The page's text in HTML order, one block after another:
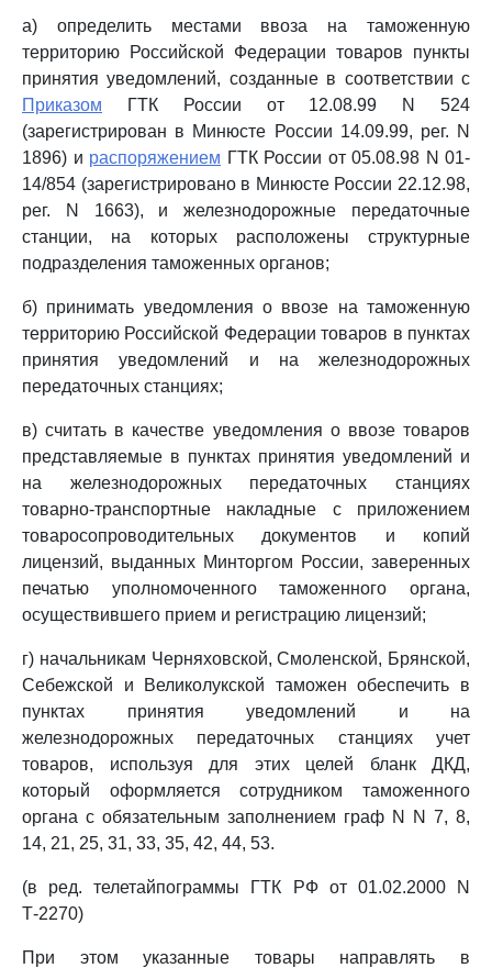
а) определить местами ввоза на таможенную
территорию Российской Федерации товаров пункты
принятия уведомлений, созданные в соответствии с
Приказом ГТК России от 12.08.99 N 524
(зарегистрирован в Минюсте России 14.09.99, рег. N
1896) и распоряжением ГТК России от 05.08.98 N 01-
14/854 (зарегистрировано в Минюсте России 22.12.98,
рег. N 1663), и железнодорожные передаточные
станции, на которых расположены структурные
подразделения таможенных органов;
б) принимать уведомления о ввозе на таможенную
территорию Российской Федерации товаров в пунктах
принятия уведомлений и на железнодорожных
передаточных станциях;
в) считать в качестве уведомления о ввозе товаров
представляемые в пунктах принятия уведомлений и
на железнодорожных передаточных станциях
товарно-транспортные накладные с приложением
товаросопроводительных документов и копий
лицензий, выданных Минторгом России, заверенных
печатью уполномоченного таможенного органа,
осуществившего прием и регистрацию лицензий;
г) начальникам Черняховской, Смоленской, Брянской,
Себежской и Великолукской таможен обеспечить в
пунктах принятия уведомлений и на
железнодорожных передаточных станциях учет
товаров, используя для этих целей бланк ДКД,
который оформляется сотрудником таможенного
органа с обязательным заполнением граф N N 7, 8,
14, 21, 25, 31, 33, 35, 42, 44, 53.
(в ред. телетайпограммы ГТК РФ от 01.02.2000 N
Т-2270)
При этом указанные товары направлять в